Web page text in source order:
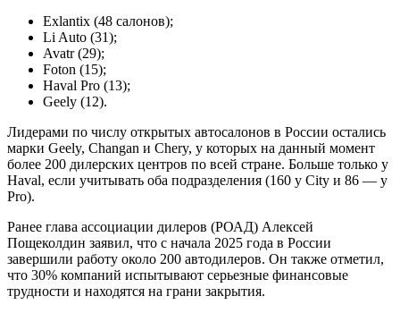
Exlantix (48 салонов);
Li Auto (31);
Avatr (29);
Foton (15);
Haval Pro (13);
Geely (12).
Лидерами по числу открытых автосалонов в России остались
марки Geely, Changan и Chery, у которых на данный момент
более 200 дилерских центров по всей стране. Больше только у
Haval, если учитывать оба подразделения (160 у City и 86 — у
Pro).
Ранее глава ассоциации дилеров (РОАД) Алексей
Пощеколдин заявил, что с начала 2025 года в России
завершили работу около 200 автодилеров. Он также отметил,
что 30% компаний испытывают серьезные финансовые
трудности и находятся на грани закрытия.